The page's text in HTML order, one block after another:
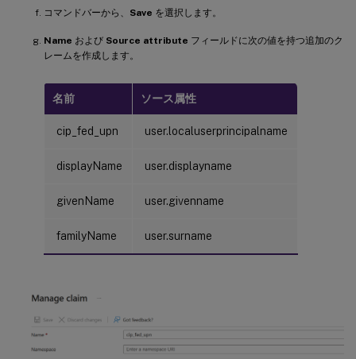
コマンドバーから、 Save を選択します。
Name および Source attribute フィールドに次の値を持つ追加のク
レームを作成します。
名前 ソース属性
cip_fed_upn user.localuserprincipalname
displayName user.displayname
givenName user.givenname
familyName user.surname